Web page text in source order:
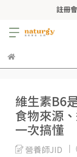
註冊
維生素B6
食物來源
一次搞懂
營養師JID